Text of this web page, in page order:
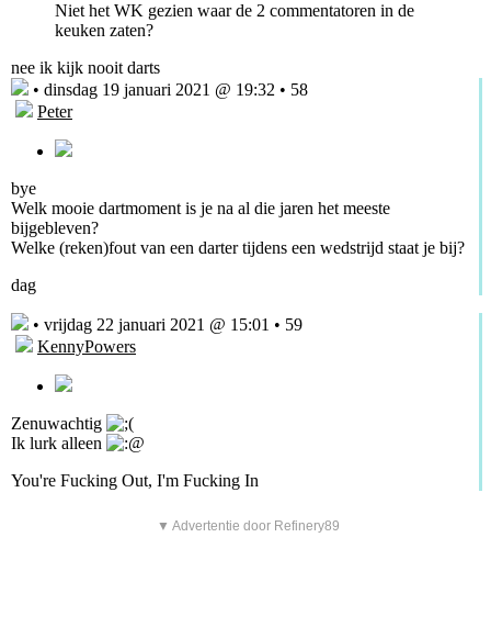
Niet het WK gezien waar de 2 commentatoren in de
keuken zaten?
nee ik kijk nooit darts
• dinsdag 19 januari 2021 @ 19:32 • 58
Peter
bye
Welk mooie dartmoment is je na al die jaren het meeste
bijgebleven?
Welke (reken)fout van een darter tijdens een wedstrijd staat je bij?
dag
• vrijdag 22 januari 2021 @ 15:01 • 59
KennyPowers
Zenuwachtig
Ik lurk alleen
You're Fucking Out, I'm Fucking In
▼ Advertentie door Refinery89